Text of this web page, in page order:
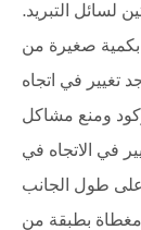
لسائل التبريد.
بكمية صغيرة من
تغيير في اتجاه
ومنع مشاكل
في الاتجاه في
على طول الجانب
مغطاة بطبقة من